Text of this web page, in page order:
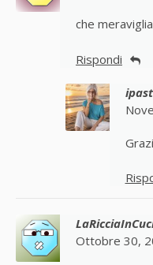
che
Rispondi
Ottobre 30,